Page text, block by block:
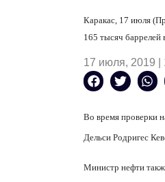
Каракас, 17 июля
165 тысяч баррелей
17 июля, 2019 |
Во время проверки
Дельси Родригес
Министр нефти